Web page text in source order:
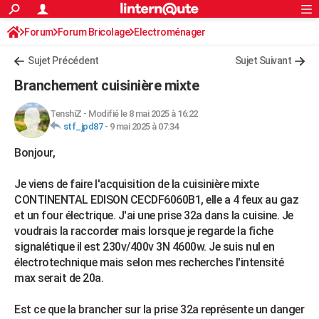
ACTUALITÉS
Politique
Société
Faits Divers
Education
Monde
Villes
+
FINANCE
Retraite
Impôts
Epargne
Immobilier
Risques naturels par ville
Banque
Assurance
Crédit
AUTO
Essais
Réserver un essai
Citadines
Berlines
SUV
Forum auto
+HIGH-TECH
Mobiles
Meilleur smartphone
Internet
Ordinateurs
Jeux vidéo
Guide high-tech
+BRICOLAGE
Forum
Aménagement intérieur
Extérieur
Cuisine
Salle de bains
Jardinage
Rangement
WEEK-END
Guides de France
Escapades
Patrimoine
Expositions
Musées
Week-end nature
+LIFESTYLE
Art de vivre
Bien-être
Loisirs
Mode
Modes de vie
SANTE
Alimentation
Guide de la santé
Maladies
Médicaments
Sommeil
VOYAGE
S'inscrire
Connexion
Forum Forum Bricolage Electroménager
Sujet Précédent Sujet Suivant
Branchement cuisinière mixte
TenshiZ - Modifié le 8 mai 2025 à 16:22
stf_jpd87- 9 mai 2025 à 07:34
Bonjour,
Je viens de faire l'acquisition de la cuisinière mixte
CONTINENTAL EDISON CECDF6060B1, elle a 4 feux au gaz
et un four électrique. J'ai une prise 32a dans la cuisine. Je
voudrais la raccorder mais lorsque je regarde la fiche
signalétique il est 230v/400v 3N 4600w. Je suis nul en
électrotechnique mais selon mes recherches l'intensité
max serait de 20a.
Est ce que la brancher sur la prise 32a représente un danger